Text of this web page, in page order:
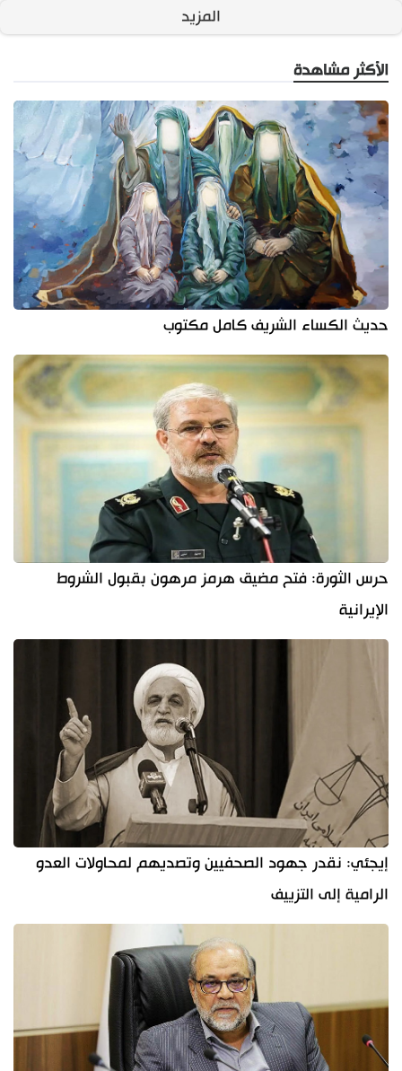
المزيد
الأكثر مشاهدة
حديث الكساء الشريف كامل مكتوب
حرس الثورة: فتح مضيق هرمز مرهون بقبول الشروط
الإيرانية
إيجئي: نقدر جهود الصحفيين وتصديهم لمحاولات العدو
الرامية إلى التزييف